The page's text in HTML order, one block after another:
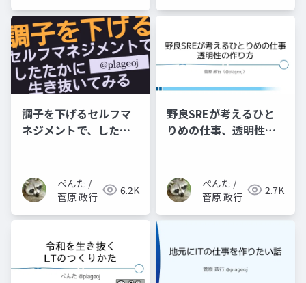
調子を下げるセルフマ
ネジメントで、したた
ぺんた /
菅原 政行
6.2K
野良SREが考えるひと
りめの仕事、透明性の
ぺんた /
菅原 政行
2.7K